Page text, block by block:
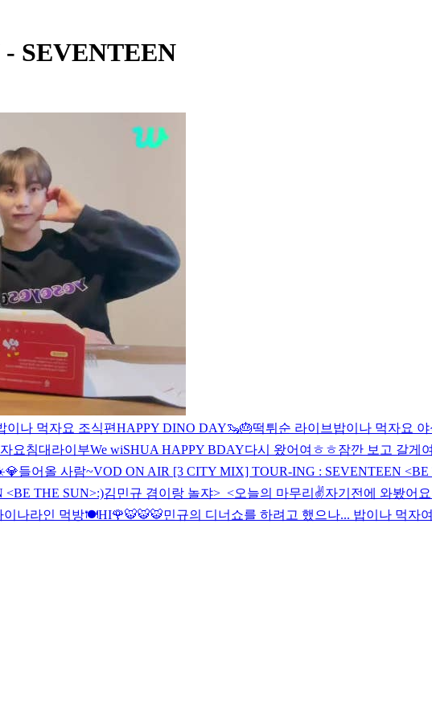
SEVENTEEN
이나 먹자요 조식편HAPPY DINO DAY🦦🎂떡튀순 라이브 밥이나 먹자요 야
요침대라이부We wiSHUA HAPPY BDAY다시 왔어여ㅎㅎ잠깐 보고 갈게여
들어올 사람~VOD ON AIR [3 CITY MIX] TOUR-ING : SEVENTEEN <BE
<BE THE SUN>:)김민규 겸이랑 놀쟈>_<오늘의 마무리✌️자기전에 와봤어
이나라인 먹방🍽HI🌹🐯🐯🐯민규의 디너쇼를 하려고 했으나... 밥이나 먹자여